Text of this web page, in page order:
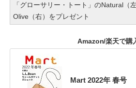
「グローサリー・トート」のNatural（
Olive（右）をプレゼント
Amazon/楽天で購
Mart 2022年 春号